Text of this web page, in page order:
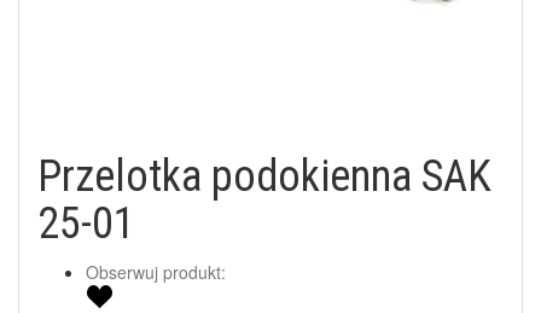
Przelotka podokienna SAK
25-01
Obserwuj produkt: